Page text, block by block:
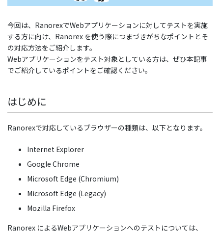
今回は、RanorexでWebアプリケーションに対してテストを実施
する方に向け、Ranorex を使う際につまづきがちなポイントとそ
の対応方法をご紹介します。
Webアプリケーションをテスト対象としている方は、ぜひ本記事
でご紹介しているポイントをご確認ください。
はじめに
Ranorexで対応しているブラウザーの種類は、以下となります。
Internet Explorer
Google Chrome
Microsoft Edge (Chromium)
Microsoft Edge (Legacy)
Mozilla Firefox
Ranorex によるWebアプリケーションへのテストについては、